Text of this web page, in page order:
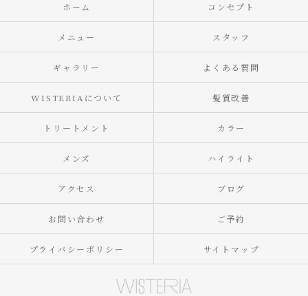
ホーム コンセプト
メニュー スタッフ
ギャラリー よくある質問
WISTERIAについて 髪質改善
トリートメント カラー
メンズ ハイライト
アクセス ブログ
お問い合わせ ご予約
プライバシーポリシー サイトマップ